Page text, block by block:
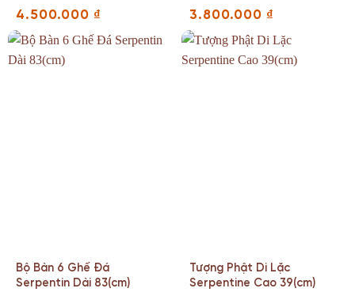
19(cm)
4.500.000 ₫ 3.800.000 ₫
Bộ Bàn 6 Ghế Đá
Serpentin Dài 83(cm)
Tượng Phật Di Lặc
Serpentine Cao 39(cm)